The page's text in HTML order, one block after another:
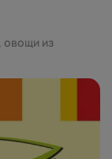
овощи из